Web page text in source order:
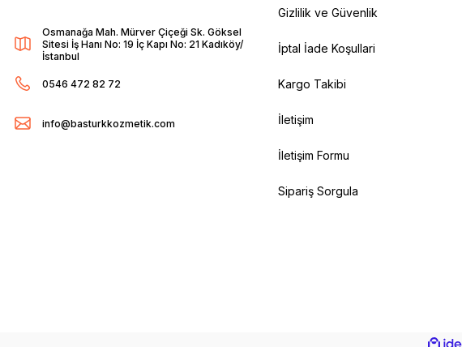
Osmanağa Mah. Mürver Çiçeği Sk. Göksel
Sitesi İş Hanı No: 19 İç Kapı No: 21 Kadıköy/
İstanbul
0546 472 82 72
info@basturkkozmetik.com
Gizlilik ve Güvenlik
İptal İade Koşullari
Kargo Takibi
İletişim
İletişim Formu
Sipariş Sorgula